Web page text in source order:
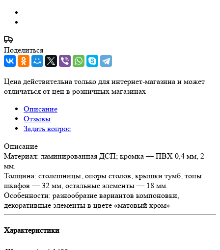
Поделиться
Цена действительна только для интернет-магазина и может
отличаться от цен в розничных магазинах
Описание
Отзывы
Задать вопрос
Описание
Материал: ламинированная ДСП; кромка — ПВХ 0,4 мм, 2
мм.
Толщина: столешницы, опоры столов, крышки тумб, топы
шкафов — 32 мм, остальные элементы — 18 мм.
Особенности: разнообразие вариантов компоновки,
декоративные элементы в цвете «матовый хром»
Характеристики